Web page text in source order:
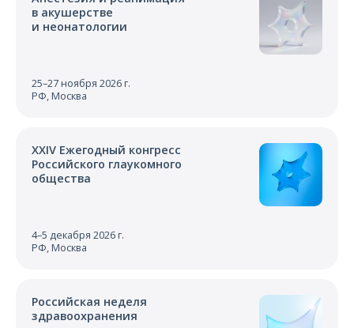
в акушерстве
и неонатологии
25–27 ноября 2026 г.
РФ, Москва
XXIV Ежегодный конгресс
Российского глаукомного
общества
4–5 декабря 2026 г.
РФ, Москва
Российская неделя
здравоохранения